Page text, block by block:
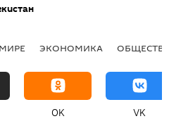
ЭКОНОМИКА
OK VK